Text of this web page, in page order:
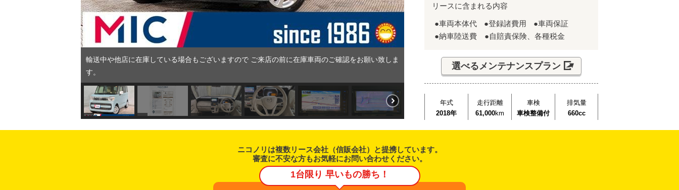
輸送中や他店に在庫している場合もございますので ご来店の前に在庫車両のご確認をお願い致しま
す。
リースに含まれる内容
●車両本体代 ●登録諸費用
●車両保証
●納車陸送費 ●自賠責保険、各種税金
選べるメンテナンスプラン
年式
2018年
走行距離
61,000km
車検
車検整備付
排気量
660cc
ニコノリは複数リース会社（信販会社）と提携しています。
審査に不安な方もお気軽にお問い合わせください。
1台限り 早いもの勝ち！